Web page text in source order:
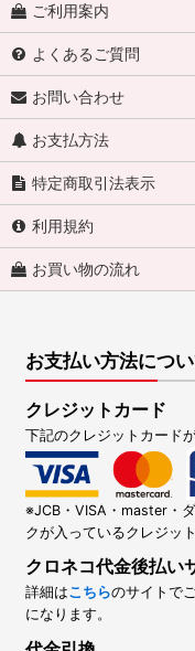
ご利用案内
よくあるご質問
お問い合わせ
お支払方法
特定商取引法表示
利用規約
お買い物の流れ
お支払い方法につ
クレジットカード
下記のクレジットカード
※JCB・VISA・master・
クが入っているクレジッ
クロネコ代金後払い
詳細はこちらのサイトで
になります。